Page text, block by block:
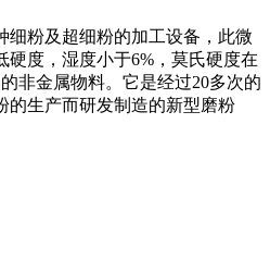
细粉及超细粉的加工设备，此微
硬度，湿度小于6%，莫氏硬度在
非金属物料。它是经过20多次的
的生产而研发制造的新型磨粉